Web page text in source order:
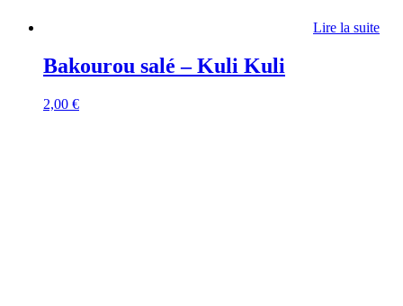
Lire la suite
Bakourou salé – Kuli Kuli
2,00 €